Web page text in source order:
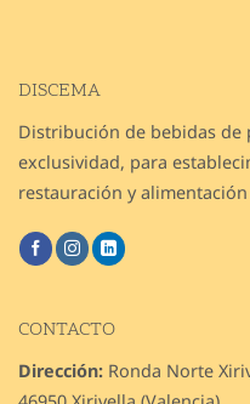
DISCEMA
Distribución de bebidas de
exclusividad, para
restauración y alimentación
CONTACTO
Dirección: Ronda Norte